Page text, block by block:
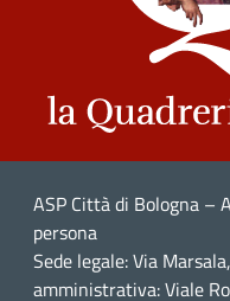
ASP Città di Bologna –
persona
Sede legale: Via
amministrativa: Viale